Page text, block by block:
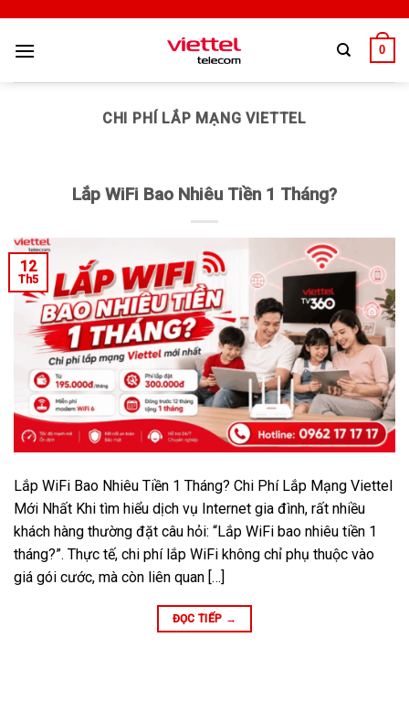
0
CHI PHÍ LẮP MẠNG VIETTEL
Lắp WiFi Bao Nhiêu Tiền 1 Tháng?
12
Th5
Lắp WiFi Bao Nhiêu Tiền 1 Tháng? Chi Phí Lắp Mạng Viettel
Mới Nhất Khi tìm hiểu dịch vụ Internet gia đình, rất nhiều
khách hàng thường đặt câu hỏi: “Lắp WiFi bao nhiêu tiền 1
tháng?”. Thực tế, chi phí lắp WiFi không chỉ phụ thuộc vào
giá gói cước, mà còn liên quan […]
ĐỌC TIẾP →